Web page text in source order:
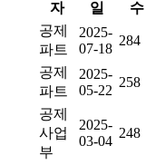
자
일
수
공제
파트
2025-
07-18
284
공제
파트
2025-
05-22
258
공제
사업
부
2025-
03-04
248